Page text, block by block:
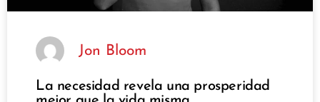
Jon Bloom
La necesidad revela una prosperidad